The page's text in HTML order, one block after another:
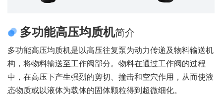
多功能高压均质机简介
多功能高压均质机是以高压往复泵为动力传递及物料输送机
构，将物料输送至工作阀部分。物料在通过工作阀的过程
中，在高压下产生强烈的剪切、撞击和空穴作用，从而使液
态物质或以液体为载体的固体颗粒得到超微细化。